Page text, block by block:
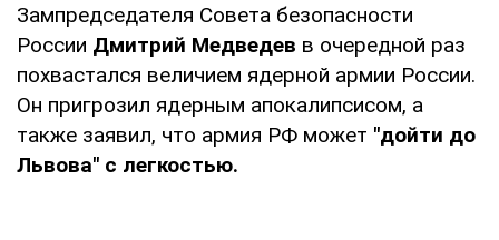
Зампредседателя Совета безопасности
России Дмитрий Медведев в очередной раз
похвастался величием ядерной армии России.
Он пригрозил ядерным апокалипсисом, а
также заявил, что армия РФ может "дойти до
Львова" с легкостью.